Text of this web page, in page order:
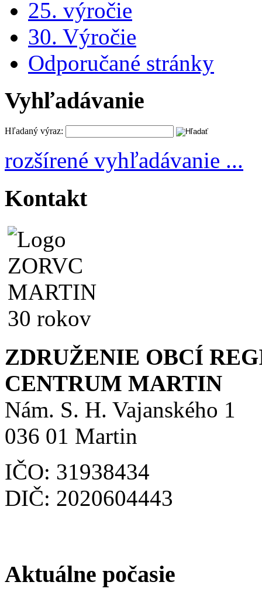
25. výročie
30. Výročie
Odporučané stránky
Vyhľadávanie
Hľadaný výraz:
rozšírené vyhľadávanie ...
Kontakt
ZDRUŽENIE OBCÍ
CENTRUM MARTIN
Nám. S. H. Vajanského 1
036 01 Martin
IČO: 31938434
DIČ: 2020604443
Aktuálne počasie